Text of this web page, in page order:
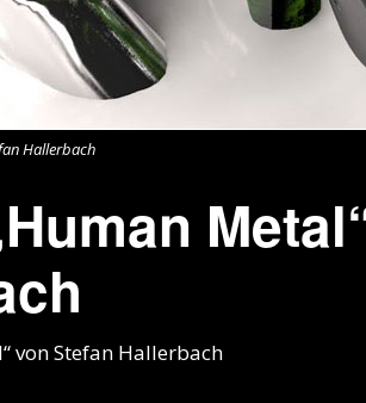
Hallerbach
von Stefan Hallerbach